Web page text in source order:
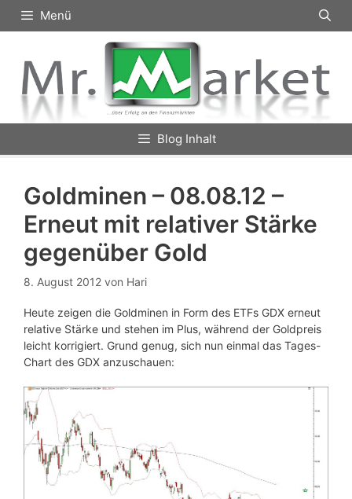
Inhalt
Menü
Blog Inhalt
Goldminen – 08.08.12 –
Erneut mit relativer Stärke
gegenüber Gold
8. August 2012 von Hari
Heute zeigen die Goldminen in Form des ETFs GDX erneut
relative Stärke und stehen im Plus, während der Goldpreis
leicht korrigiert. Grund genug, sich nun einmal das Tages-
Chart des GDX anzuschauen: